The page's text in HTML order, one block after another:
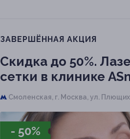
ЗАВЕРШЁННАЯ АКЦИЯ
Скидка до 50%.
сетки в клинике
Смоленская, г. Москва, ул.
- 50%